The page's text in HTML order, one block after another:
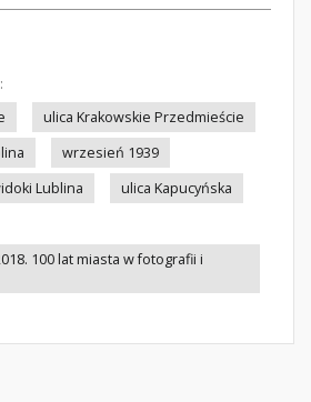
ulica Krakowskie Przedmieście
wrzesień 1939
Lublina
ulica Kapucyńska
100 lat miasta w fotografii i